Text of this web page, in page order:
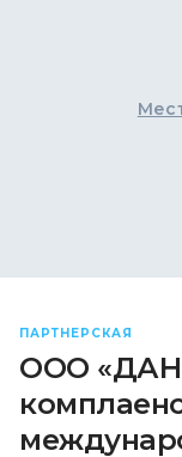
ПАРТНЕРСКАЯ
ООО